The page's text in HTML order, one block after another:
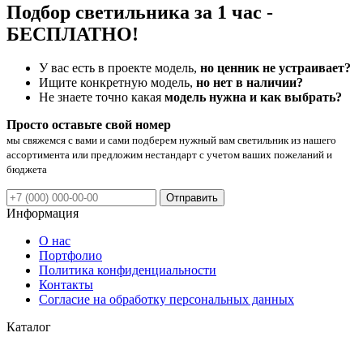
Подбор светильника за 1 час -
БЕСПЛАТНО!
У вас есть в проекте модель, но ценник не устраивает?
Ищите конкретную модель, но нет в наличии?
Не знаете точно какая модель нужна и как выбрать?
Просто оставьте свой номер
мы свяжемся с вами и сами подберем нужный вам светильник из нашего
ассортимента или предложим нестандарт с учетом ваших пожеланий и
бюджета
Отправить
Информация
О нас
Портфолио
Политика конфиденциальности
Контакты
Согласие на обработку персональных данных
Каталог